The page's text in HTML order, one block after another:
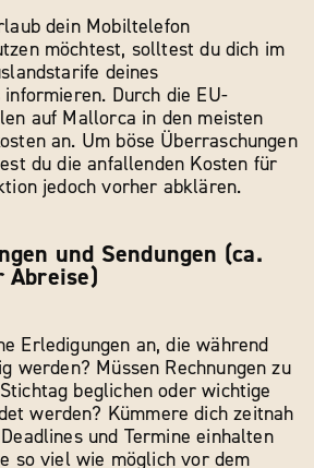
dein Mobiltelefon
möchtest, solltest du dich im
deines
Durch die EU-
auf Mallorca in den meisten
an. Um böse Überraschungen
du die anfallenden Kosten für
jedoch vorher abklären.
und Sendungen (ca.
Abreise)
Erledigungen an, die während
werden? Müssen Rechnungen zu
beglichen oder wichtige
werden? Kümmere dich zeitnah
und Termine einhalten
so viel wie möglich vor dem